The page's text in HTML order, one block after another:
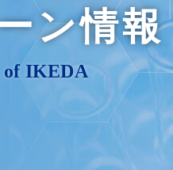
ン情報